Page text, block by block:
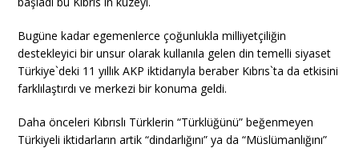
Bugüne kadar egemenlerce çoğunlukla milliyetçiliğin
destekleyici bir unsur olarak kullanıla gelen din temelli siyaset
Türkiye`deki 11 yıllık AKP iktidarıyla beraber Kıbrıs`ta da etkisini
farklılaştırdı ve merkezi bir konuma geldi.
Daha önceleri Kıbrıslı Türklerin “Türklüğünü” beğenmeyen
Türkiyeli iktidarların artik “dindarlığını” ya da “Müslümanlığını”